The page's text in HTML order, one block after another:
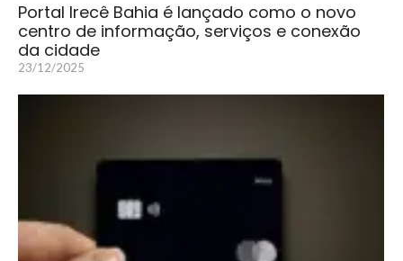
Portal Irecê Bahia é lançado como o novo
centro de informação, serviços e conexão
da cidade
23/12/2025